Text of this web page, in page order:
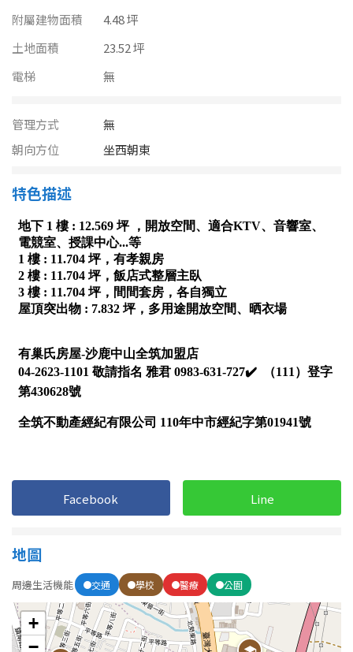
嘉義市
嘉義縣
高雄市
台東縣
花蓮縣
金門連江
40~50 坪
80坪以上
樓層
不拘
1樓 2樓
5~10樓 11~20樓
21樓以上
3房
4房 5房以上
附屬建物面積
4.48 坪
土地面積
23.52 坪
電梯
無
管理方式
無
朝向方位
坐西朝東
特色描述
Facebook Line
地圖
周邊生活機能 交通 學校 醫療 公園
+
−